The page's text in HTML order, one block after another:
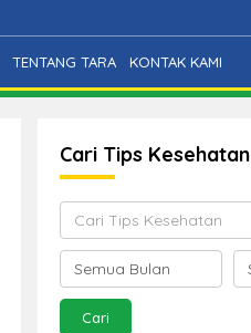
TENTANG TARA KONTAK KAMI
Cari Tips Kesehatan